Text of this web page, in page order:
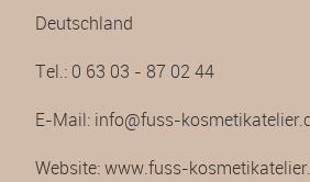
Deutschland
Tel.: 0 63 03 - 87 02 44
E-Mail: info@fuss-
Website: www.fuss-